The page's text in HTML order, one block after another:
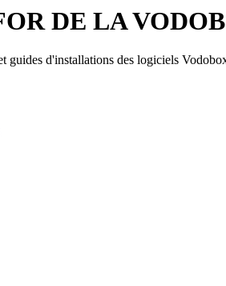
DE LA
guides d'installations des logiciels